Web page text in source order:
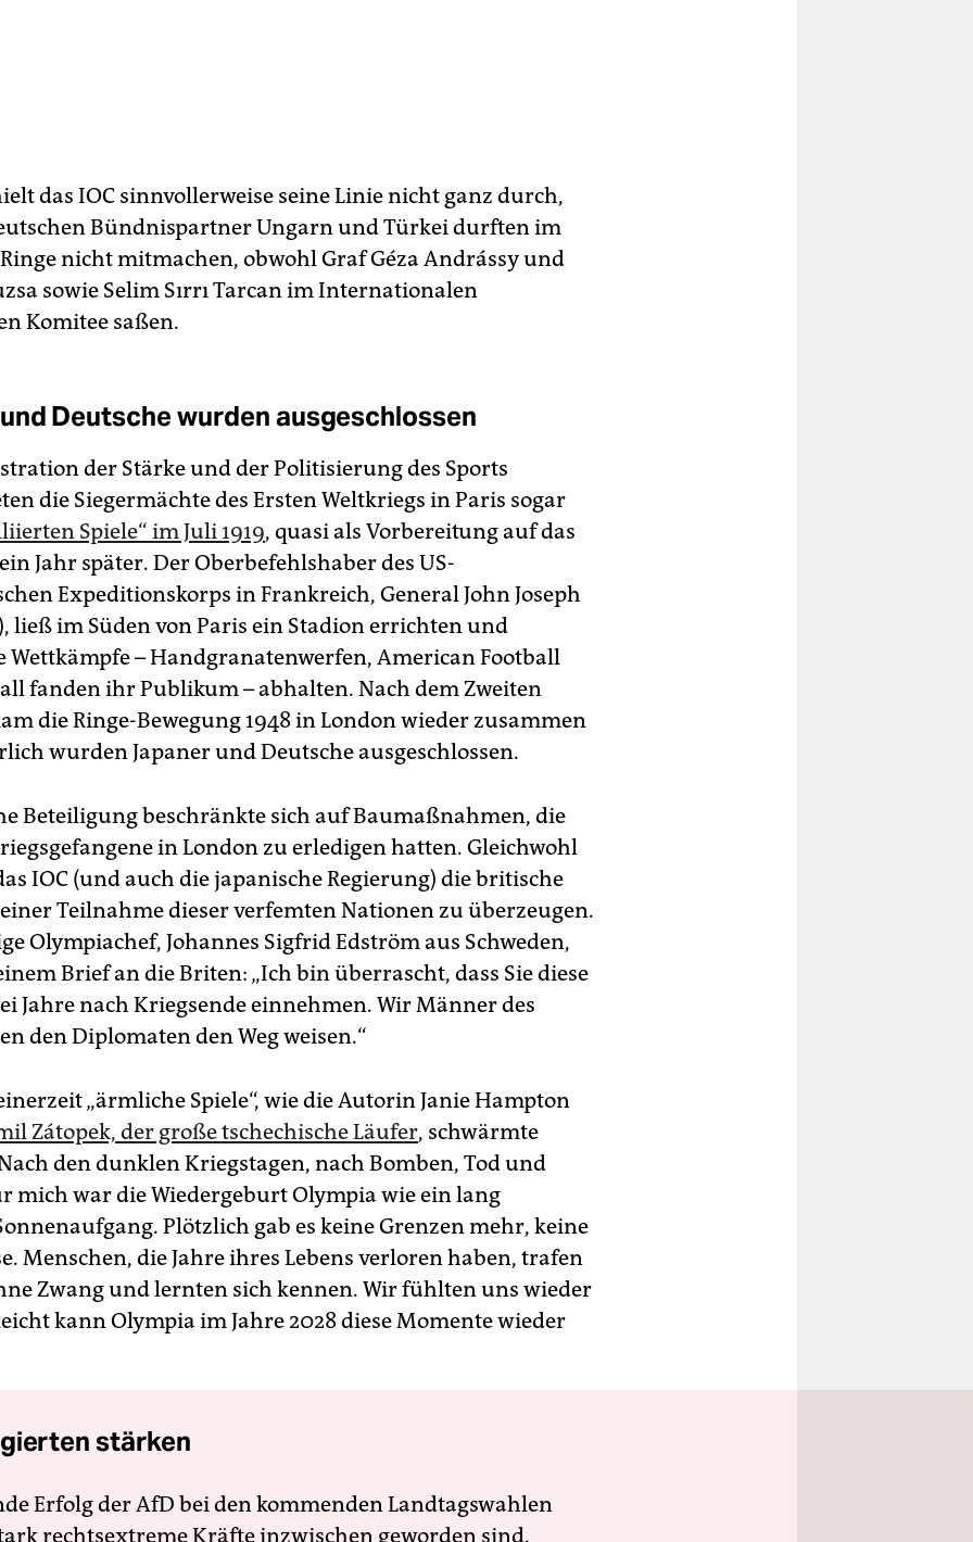
das IOC sinnvollerweise seine Linie nicht ganz durch,
Bündnispartner Ungarn und Türkei durften im
nicht mitmachen, obwohl Graf Géza Andrássy und
sowie Selim Sırrı Tarcan im Internationalen
Komitee saßen.
Deutsche wurden ausgeschlossen
der Stärke und der Politisierung des Sports
die Siegermächte des Ersten Weltkriegs in Paris sogar
Spiele“ im Juli 1919, quasi als Vorbereitung auf das
Jahr später. Der Oberbefehlshaber des US-
Expeditionskorps in Frankreich, General John Joseph
ließ im Süden von Paris ein Stadion errichten und
Wettkämpfe – Handgranatenwerfen, American Football
fanden ihr Publikum – abhalten. Nach dem Zweiten
die Ringe-Bewegung 1948 in London wieder zusammen
wurden Japaner und Deutsche ausgeschlossen.
Beteiligung beschränkte sich auf Baumaßnahmen, die
in London zu erledigen hatten. Gleichwohl
IOC (und auch die japanische Regierung) die britische
Teilnahme dieser verfemten Nationen zu überzeugen.
Olympiachef, Johannes Sigfrid Edström aus Schweden,
Brief an die Briten: „Ich bin überrascht, dass Sie diese
Jahre nach Kriegsende einnehmen. Wir Männer des
den Diplomaten den Weg weisen.“
„ärmliche Spiele“, wie die Autorin Janie Hampton
Zátopek, der große tschechische Läufer, schwärmte
den dunklen Kriegstagen, nach Bomben, Tod und
mich war die Wiedergeburt Olympia wie ein lang
Plötzlich gab es keine Grenzen mehr, keine
Menschen, die Jahre ihres Lebens verloren haben, trafen
Zwang und lernten sich kennen. Wir fühlten uns wieder
kann Olympia im Jahre 2028 diese Momente wieder
stärken
Erfolg der AfD bei den kommenden Landtagswahlen
rechtsextreme Kräfte inzwischen geworden sind.